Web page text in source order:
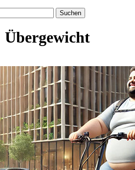
Übergewicht